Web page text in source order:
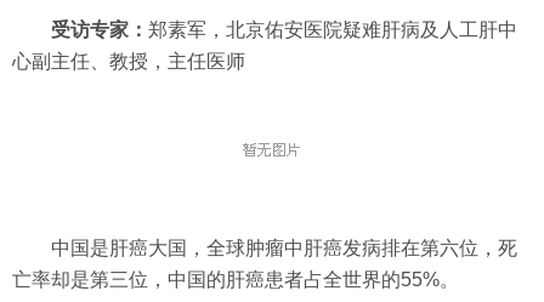
受访专家： 郑素军，北京佑安医院疑难肝病及人工肝中
心副主任、教授，主任医师
中国是肝癌大国，全球肿瘤中肝癌发病排在第六位，死
亡率却是第三位，中国的肝癌患者占全世界的55%。